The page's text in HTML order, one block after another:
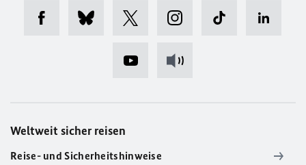
Weltweit sicher reisen
Reise- und Sicherheitshinweise